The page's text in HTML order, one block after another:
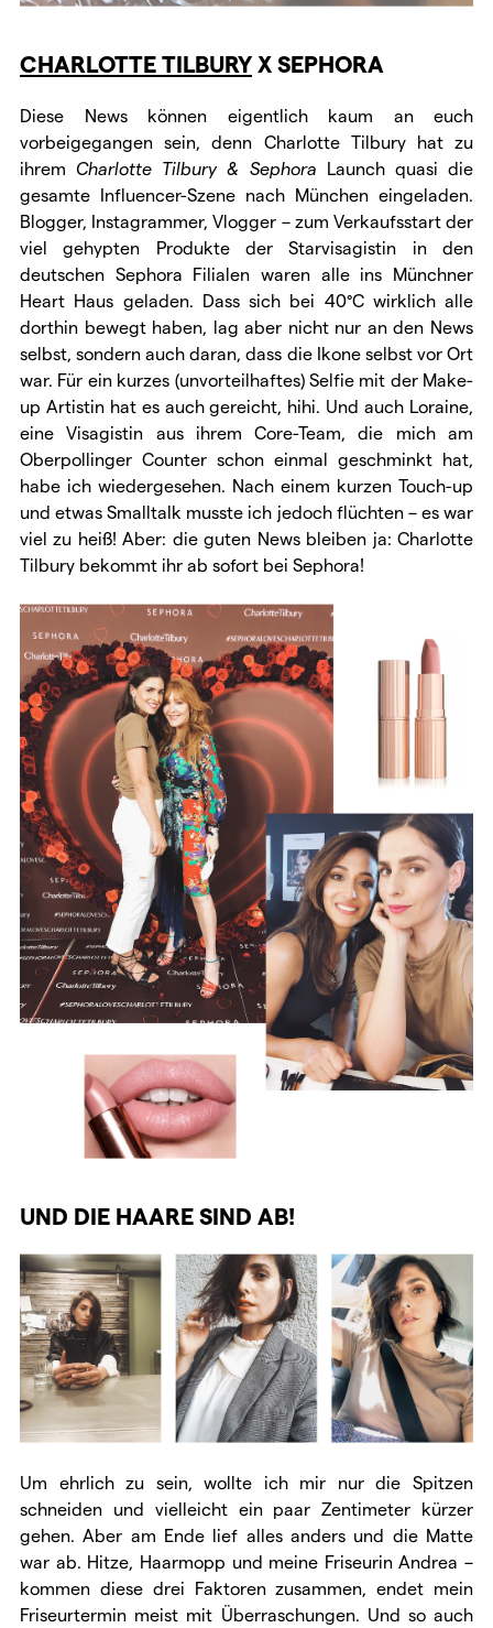
CHARLOTTE TILBURY X SEPHORA
Diese News können eigentlich kaum an euch
vorbeigegangen sein, denn Charlotte Tilbury hat zu
ihremCharlotte Tilbury & Sephora Launch quasi die
gesamte Influencer-Szene nach München eingeladen.
Blogger, Instagrammer, Vlogger – zum Verkaufsstart der
viel gehypten Produkte der Starvisagistin in den
deutschen Sephora Filialen waren alle ins Münchner
Heart Haus geladen. Dass sich bei 40°C wirklich alle
dorthin bewegt haben, lag aber nicht nur an den News
selbst, sondern auch daran, dass die Ikone selbst vor Ort
war. Für ein kurzes (unvorteilhaftes) Selfie mit der Make-
up Artistin hat es auch gereicht, hihi. Und auch Loraine,
eine Visagistin aus ihrem Core-Team, die mich am
Oberpollinger Counter schon einmal geschminkt hat,
habe ich wiedergesehen. Nach einem kurzen Touch-up
und etwas Smalltalk musste ich jedoch flüchten – es war
viel zu heiß! Aber: die guten News bleiben ja: Charlotte
Tilbury bekommt ihr ab sofort bei Sephora!
UND DIE HAARE SIND AB!
Um ehrlich zu sein, wollte ich mir nur die Spitzen
schneiden und vielleicht ein paar Zentimeter kürzer
gehen. Aber am Ende lief alles anders und die Matte
war ab. Hitze, Haarmopp und meine Friseurin Andrea –
kommen diese drei Faktoren zusammen, endet mein
Friseurtermin meist mit Überraschungen. Und so auch